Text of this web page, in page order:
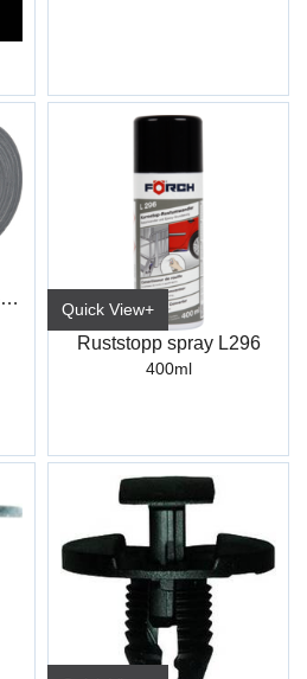
Tekstil/Slipetape Sort 50mm (50M)
Quick View+
Ruststopp spray L296
400ml